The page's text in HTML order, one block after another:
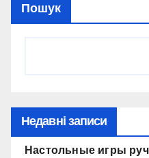
Пошук
Недавні записи
Настольные игры